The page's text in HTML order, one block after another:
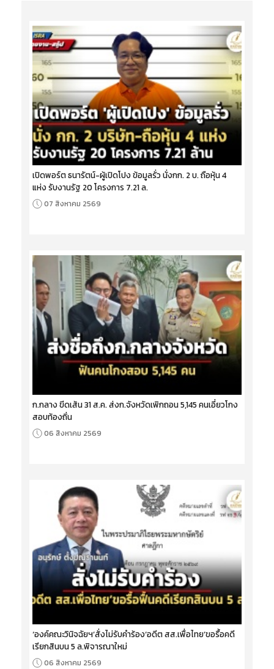
เปิดพอร์ต ธนารัตน์-ผู้เปิดโปง ข้อมูลรั่ว นั่งกก. 2 บ. ถือหุ้น 4
แห่ง รับงานรัฐ 20 โครงการ 7.21 ล.
07 สิงหาคม 2569
ก.กลาง ขีดเส้น 31 ส.ค. ส่งก.จังหวัดเพิกถอน 5,145 คนเอี่ยวโกง
สอบท้องถิ่น
06 สิงหาคม 2569
‘องค์คณะวินิจฉัยฯ’สั่งไม่รับคำร้อง‘อดีต สส.เพื่อไทย’ขอรื้อคดี
เรียกสินบน 5 ล.พิจารณาใหม่
06 สิงหาคม 2569